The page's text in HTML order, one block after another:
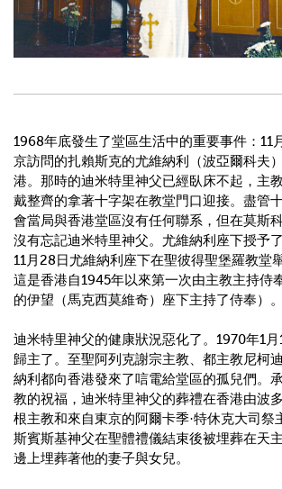
1968年底發生了堂區生活中的重要事件： 11月
京訪問的扎賴斯克的尤維納利（波亞爾科夫
港。那時的迪米特里神父已經臥床不起，主
戴整齊的拿著十字架在教堂門口迎接。盡管
會當局與香港堂區沒有任何聯系，但在莫斯
沒有忘記迪米特里神父。尤維納利座下授予
11月 28 日尤維納利座下在聖彼得聖堡羅教堂
這是香港自1945年以來第一次由主教主持侍
的伊望（馬克西莫維奇）座下主持了侍奉）。
迪米特里神父的健康狀況惡化了。 1970年1月
歸主了。至聖阿列克謝宗主教、都主教尼柯
納利都向香港發來了唁電給堂區的孤兒們。
教的祝福，迪米特里神父的葬禮在香港由波
根主教和來自東京的阿爾卡季·特休克大司祭
斯賓斯基神父在聖體禮儀結束後被埋葬在天
邊上埋葬著他的妻子與女兒。